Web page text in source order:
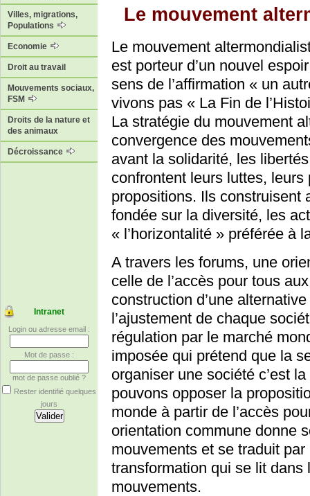
Villes, migrations,
Populations
Economie
Droit au travail
Mouvements sociaux,
FSM
Droits de la nature et
des animaux
Décroissance
Intranet
Login ou adresse email :
Mot de passe :
mot de passe oublié ?
Rester identifié quelques
jours
Le mouvement
Le mouvement
est porteur d’un nouvel
sens de l’affirmation « un
vivons pas « La Fin de
La stratégie du mouvement
convergence des
avant la solidarité, les
confrontent leurs luttes,
propositions. Ils construisent
fondée sur la diversité, les
« l’horizontalité » préférée à
A travers les forums, une
celle de l’accès pour tous
construction d’une
l’ajustement de chaque
régulation par le marché
imposée qui prétend que la
organiser une société c’est
pouvons opposer la
monde à partir de l’accès
orientation commune donne
mouvements et se traduit
transformation qui se lit dans
mouvements.